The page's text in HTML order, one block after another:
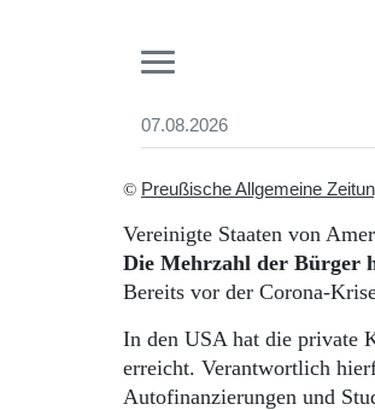
07.08.2026
Start
Aktuelle Ausgabe
Abonnenten-Login
Abonnent werden
Archiv
Mediadaten
Suchen und
© Preußische Allgemeine
Vereinigte Staaten von
Die Mehrzahl der Bürger
Bereits vor der Corona-
In den USA hat die private
erreicht. Verantwortlich
Autofinanzierungen und